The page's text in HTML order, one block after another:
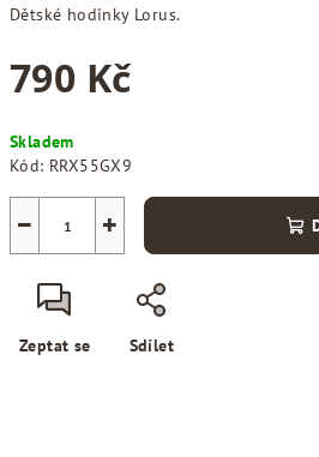
Dětské hodinky Lorus.
790 Kč
cena:
Skladem
Kód: RRX55GX9
+
−
Zeptat se Sdílet